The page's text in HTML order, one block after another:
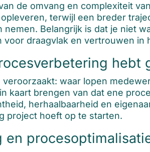
de omvang en complexiteit
terwijl een breder
Belangrijk is dat je niet
draagvlak en vertrouwen in
hebt
waar lopen
kaart brengen van dat ene
herhaalbaarheid en
project hoeft op te starten.